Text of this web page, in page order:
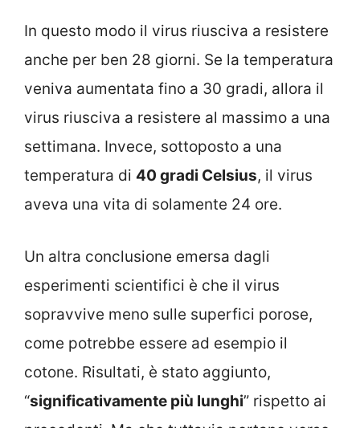
In questo modo il virus riusciva a resistere
anche per ben 28 giorni. Se la temperatura
veniva aumentata fino a 30 gradi, allora il
virus riusciva a resistere al massimo a una
settimana. Invece, sottoposto a una
temperatura di 40 gradi Celsius, il virus
aveva una vita di solamente 24 ore.
Un altra conclusione emersa dagli
esperimenti scientifici è che il virus
sopravvive meno sulle superfici porose,
come potrebbe essere ad esempio il
cotone. Risultati, è stato aggiunto,
“significativamente più lunghi” rispetto ai